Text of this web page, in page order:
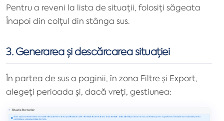
Pentru a reveni la lista de situații, folosiți săgeata
Înapoi din colțul din stânga sus.
3. Generarea și descărcarea situației
În partea de sus a paginii, în zona Filtre și Export,
alegeți perioada și, dacă vreți, gestiunea: